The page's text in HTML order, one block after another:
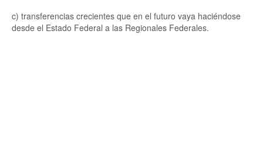
c) transferencias crecientes que en el futuro vaya haciéndose
desde el Estado Federal a las Regionales Federales.